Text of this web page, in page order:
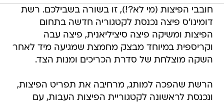
חובבי הפיצות (מי לא?!), זו בשורה בשבילכם. רשת
דומינו'ס פיצה נכנסת לקטגוריה חדשה בתחום
הפיצות ומשיקה פיצה סיציליאנית, פיצה עבה
וקריספית במיוחד מבצק מחמצת שמגיעה מיד לאחר
השקה מוצלחת של סדרת הכריכים ומנות הצד.
הרשת שהפכה למותג, מרחיבה את תפריט הפיצות,
ונכנסת לראשונה לקטגוריית הפיצות העבות, עם